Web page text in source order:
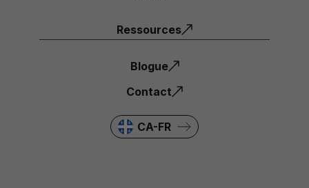
Ressources
Blogue
Contact
CA-FR